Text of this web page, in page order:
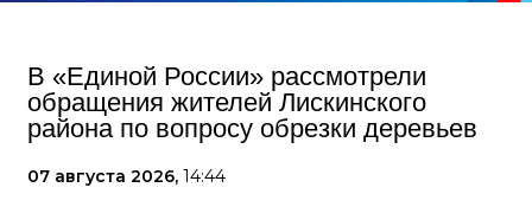
В «Единой России» рассмотрели
обращения жителей Лискинского
района по вопросу обрезки деревьев
07 августа 2026, 14:44